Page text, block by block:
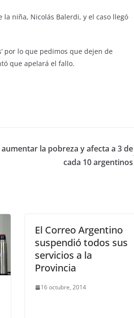
niña, Nicolás Balerdi, y el caso llegó
por lo que pedimos que dejen de
que apelará el fallo.
la pobreza y afecta a 3 de
cada 10 argentinos
El Correo Argentino
suspendió todos sus
servicios a la
Provincia
16 octubre, 2014